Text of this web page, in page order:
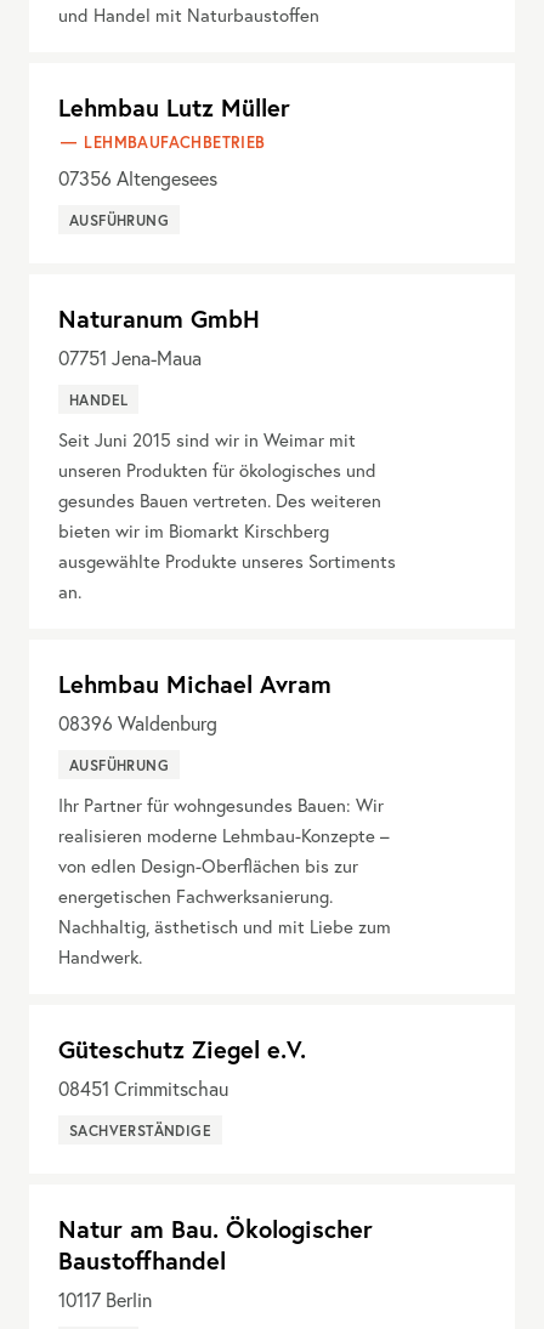
und Handel mit Naturbaustoffen
Lehmbau Lutz Müller
LEHMBAUFACHBETRIEB
07356 Altengesees
AUSFÜHRUNG
Naturanum GmbH
07751 Jena-Maua
HANDEL
Seit Juni 2015 sind wir in Weimar mit
unseren Produkten für ökologisches und
gesundes Bauen vertreten. Des weiteren
bieten wir im Biomarkt Kirschberg
ausgewählte Produkte unseres Sortiments
an.
Lehmbau Michael Avram
08396 Waldenburg
AUSFÜHRUNG
Ihr Partner für wohngesundes Bauen: Wir
realisieren moderne Lehmbau-Konzepte –
von edlen Design-Oberflächen bis zur
energetischen Fachwerksanierung.
Nachhaltig, ästhetisch und mit Liebe zum
Handwerk.
Güteschutz Ziegel e.V.
08451 Crimmitschau
SACHVERSTÄNDIGE
Natur am Bau. Ökologischer
Baustoffhandel
10117 Berlin